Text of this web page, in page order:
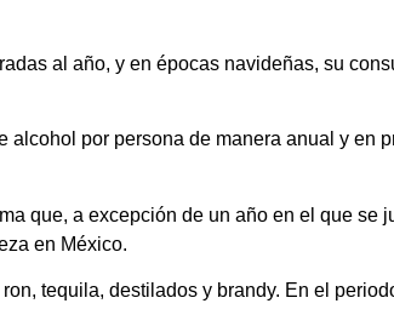
al año, y en épocas navideñas, su
alcohol por persona de manera anual y en
que, a excepción de un año en el que se
en México.
tequila, destilados y brandy. En el